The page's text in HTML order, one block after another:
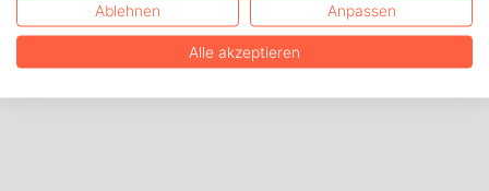
Ablehnen Anpassen
Alle akzeptieren